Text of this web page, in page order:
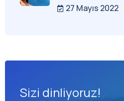
27 Mayıs 2022
Sizi dinliyoruz!